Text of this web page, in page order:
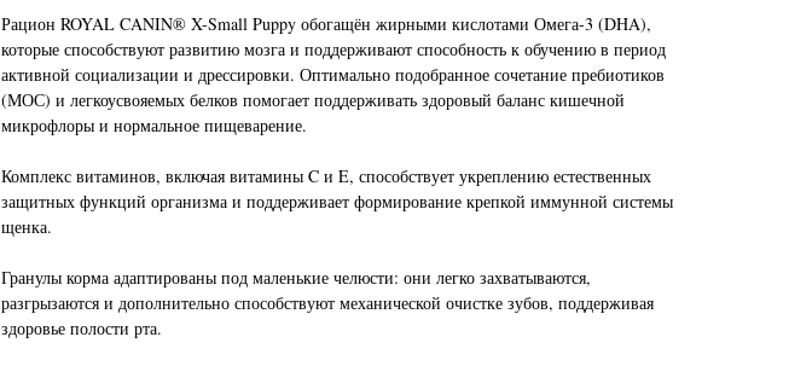
Рацион ROYAL CANIN® X-Small Puppy обогащён жирными кислотами Омега-3 (DHA),
которые способствуют развитию мозга и поддерживают способность к обучению в период
активной социализации и дрессировки. Оптимально подобранное сочетание пребиотиков
(МОС) и легкоусвояемых белков помогает поддерживать здоровый баланс кишечной
микрофлоры и нормальное пищеварение.
Комплекс витаминов, включая витамины C и E, способствует укреплению естественных
защитных функций организма и поддерживает формирование крепкой иммунной системы
щенка.
Гранулы корма адаптированы под маленькие челюсти: они легко захватываются,
разгрызаются и дополнительно способствуют механической очистке зубов, поддерживая
здоровье полости рта.